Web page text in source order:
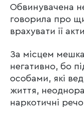
Обвинувачена
говорила про
врахувати її
За місцем
негативно, бо
особами, які
життя,
наркотичні